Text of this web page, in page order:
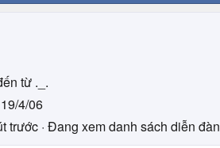
từ ._.
19/4/06
trước · Đang xem danh sách diễn đàn